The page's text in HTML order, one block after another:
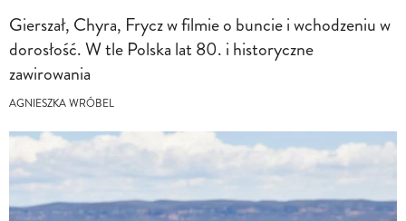
Gierszał, Chyra, Frycz w filmie o buncie i wchodzeniu w
dorosłość. W tle Polska lat 80. i historyczne
zawirowania
AGNIESZKA WRÓBEL